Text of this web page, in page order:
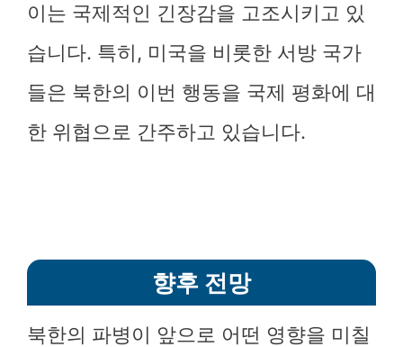
이는 국제적인 긴장감을 고조시키고 있
습니다. 특히, 미국을 비롯한 서방 국가
들은 북한의 이번 행동을 국제 평화에 대
한 위협으로 간주하고 있습니다.
향후 전망
북한의 파병이 앞으로 어떤 영향을 미칠